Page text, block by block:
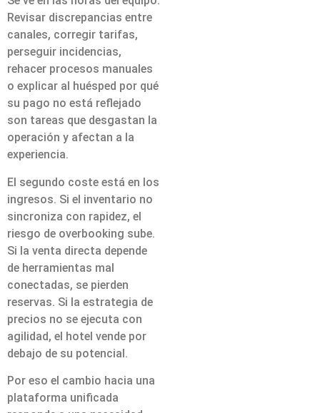
Revisar discrepancias entre
canales, corregir tarifas,
perseguir incidencias,
rehacer procesos manuales
o explicar al huésped por qué
su pago no está reflejado
son tareas que desgastan la
operación y afectan a la
experiencia.
El segundo coste está en los
ingresos. Si el inventario no
sincroniza con rapidez, el
riesgo de overbooking sube.
Si la venta directa depende
de herramientas mal
conectadas, se pierden
reservas. Si la estrategia de
precios no se ejecuta con
agilidad, el hotel vende por
debajo de su potencial.
Por eso el cambio hacia una
plataforma unificada